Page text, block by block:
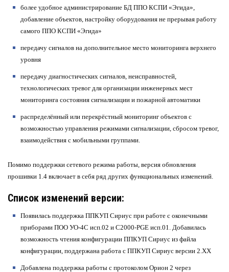
более удобное администрирование БД ППО КСПИ «Эгида»,
добавление объектов, настройку оборудования не прерывая работу
самого ППО КСПИ «Эгида»
передачу сигналов на дополнительное место мониторинга верхнего
уровня
передачу диагностических сигналов, неисправностей,
технологических тревог для организации инженерных мест
мониторинга состояния сигнализации и пожарной автоматики
распределённый или перекрёстный мониторинг объектов с
возможностью управления режимами сигнализации, сбросом тревог,
взаимодействия с мобильными группами.
Помимо поддержки сетевого режима работы, версия обновления
прошивки 1.4 включает в себя ряд других функциональных изменений.
Список изменений версии:
Появилась поддержка ППКУП Сириус при работе с оконечными
приборами ПОО УО-4С исп.02 и С2000-PGE исп.01. Добавилась
возможность чтения конфигурации ППКУП Сириус из файла
конфигурации, поддержана работа с ППКУП Сириус версии 2.ХХ
Добавлена поддержка работы с протоколом Орион 2 через